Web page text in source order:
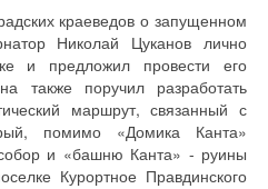
краеведов о запущенном
Николай Цуканов лично
и предложил провести его
также поручил разработать
маршрут, связанный с
помимо «Домика Канта»
и «башню Канта» - руины
Курортное Правдинского